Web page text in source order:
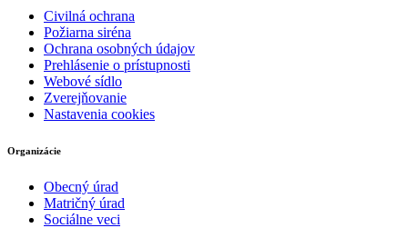
Civilná ochrana
Požiarna siréna
Ochrana osobných údajov
Prehlásenie o prístupnosti
Webové sídlo
Zverejňovanie
Nastavenia cookies
Organizácie
Obecný úrad
Matričný úrad
Sociálne veci